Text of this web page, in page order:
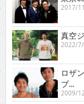
2017/
真空
2022/7/
ロザ
ブ...
2009/